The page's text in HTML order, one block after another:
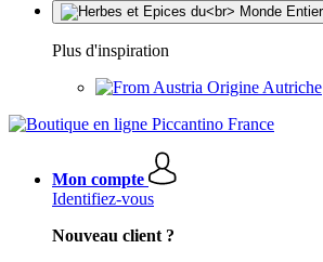
Plus d'inspiration
Origine Autriche
Mon compte
Identifiez-vous
Nouveau client ?